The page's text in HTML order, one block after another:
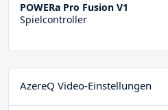
POWERa Pro Fusion V1
Spielcontroller
AzereQ Video-Einstellungen